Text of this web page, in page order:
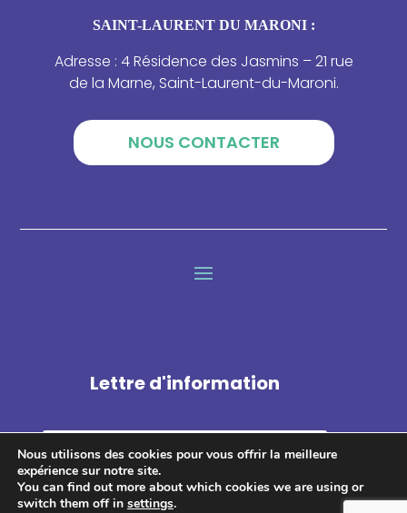
SAINT-LAURENT DU MARONI :
Adresse : 4 Résidence des Jasmins – 21 rue
de la Marne, Saint-Laurent-du-Maroni.
NOUS CONTACTER
Lettre d'information
S'abonner
Nous utilisons des cookies pour vous offrir la meilleure
expérience sur notre site.
You can find out more about which cookies we are using or
switch them off in settings.